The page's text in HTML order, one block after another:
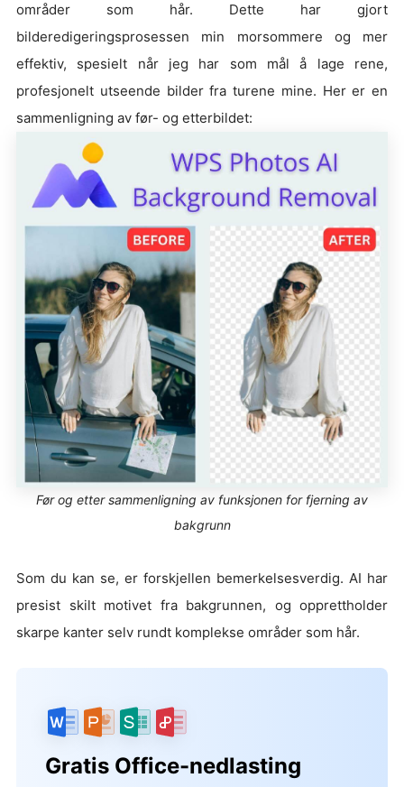
områder som hår. Dette har gjort
bilderedigeringsprosessen min morsommere og mer
effektiv, spesielt når jeg har som mål å lage rene,
profesjonelt utseende bilder fra turene mine. Her er en
sammenligning av før- og etterbildet:
Før og etter sammenligning av funksjonen for fjerning av
bakgrunn
Som du kan se, er forskjellen bemerkelsesverdig. AI har
presist skilt motivet fra bakgrunnen, og opprettholder
skarpe kanter selv rundt komplekse områder som hår.
Gratis Office-nedlasting